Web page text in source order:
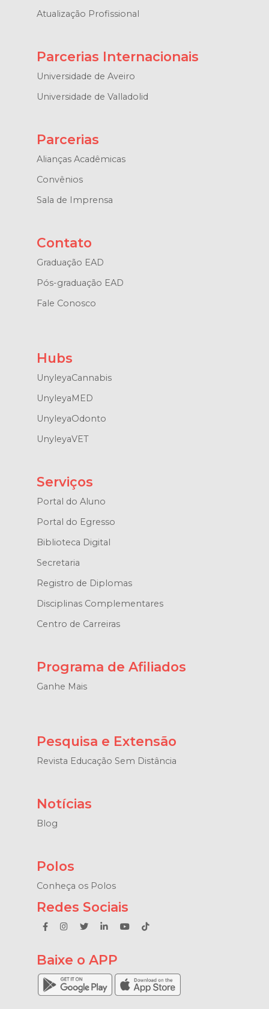
Atualização Profissional
Parcerias Internacionais
Universidade de Aveiro
Universidade de Valladolid
Parcerias
Alianças Acadêmicas
Convênios
Sala de Imprensa
Contato
Graduação EAD
Pós-graduação EAD
Fale Conosco
Hubs
UnyleyaCannabis
UnyleyaMED
UnyleyaOdonto
UnyleyaVET
Serviços
Portal do Aluno
Portal do Egresso
Biblioteca Digital
Secretaria
Registro de Diplomas
Disciplinas Complementares
Centro de Carreiras
Programa de Afiliados
Ganhe Mais
Pesquisa e Extensão
Revista Educação Sem Distância
Notícias
Blog
Polos
Conheça os Polos
Redes Sociais
Baixe o APP